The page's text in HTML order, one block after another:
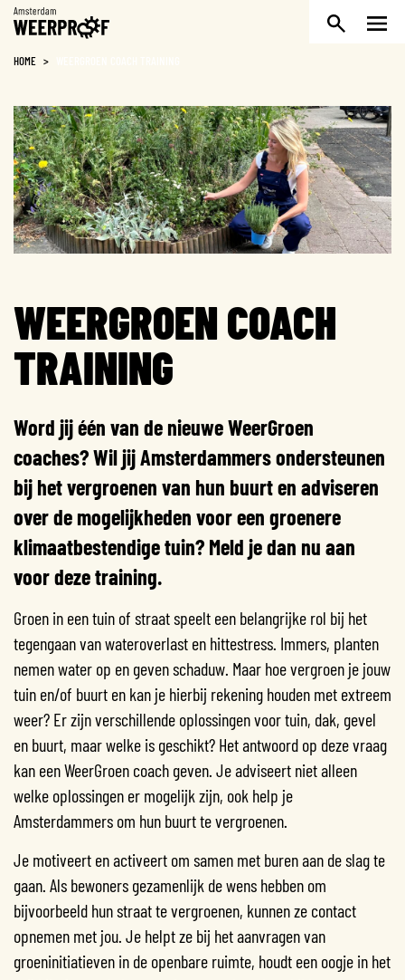
Weerproof
HOME >
WEERGROEN COACH
TRAINING
Word jij één van de nieuwe WeerGroen
coaches? Wil jij Amsterdammers ondersteunen
bij het vergroenen van hun buurt en adviseren
over de mogelijkheden voor een groenere
klimaatbestendige tuin? Meld je dan nu aan
voor deze training.
Groen in een tuin of straat speelt een belangrijke rol bij het
tegengaan van wateroverlast en hittestress. Immers, planten
nemen water op en geven schaduw. Maar hoe vergroen je jouw
tuin en/of buurt en kan je hierbij rekening houden met extreem
weer? Er zijn verschillende oplossingen voor tuin, dak, gevel
en buurt, maar welke is geschikt? Het antwoord op deze vraag
kan een WeerGroen coach geven. Je adviseert niet alleen
welke oplossingen er mogelijk zijn, ook help je
Amsterdammers om hun buurt te vergroenen.
Je motiveert en activeert om samen met buren aan de slag te
gaan. Als bewoners gezamenlijk de wens hebben om
bijvoorbeeld hun straat te vergroenen, kunnen ze contact
opnemen met jou. Je helpt ze bij het aanvragen van
groeninitiatieven in de openbare ruimte, houdt een oogje in het